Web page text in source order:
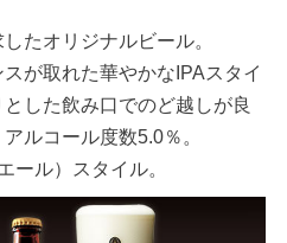
たオリジナルビール。
が取れた華やかなIPAスタイ
した飲み口でのど越しが良
ルコール度数5.0％。
ール）スタイル。